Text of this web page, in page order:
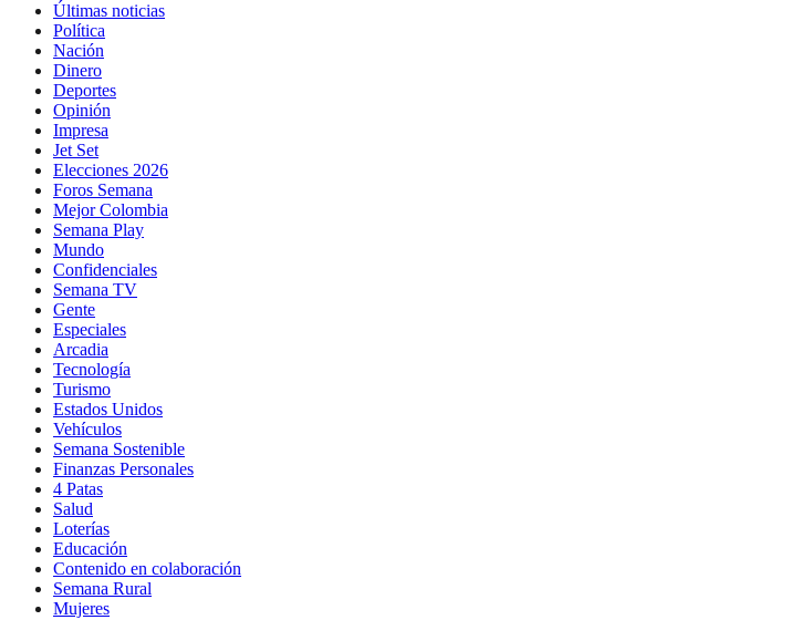
Últimas noticias
Política
Nación
Dinero
Deportes
Opinión
Impresa
Jet Set
Elecciones 2026
Foros Semana
Mejor Colombia
Semana Play
Mundo
Confidenciales
Semana TV
Gente
Especiales
Arcadia
Tecnología
Turismo
Estados Unidos
Vehículos
Semana Sostenible
Finanzas Personales
4 Patas
Salud
Loterías
Educación
Contenido en colaboración
Semana Rural
Mujeres